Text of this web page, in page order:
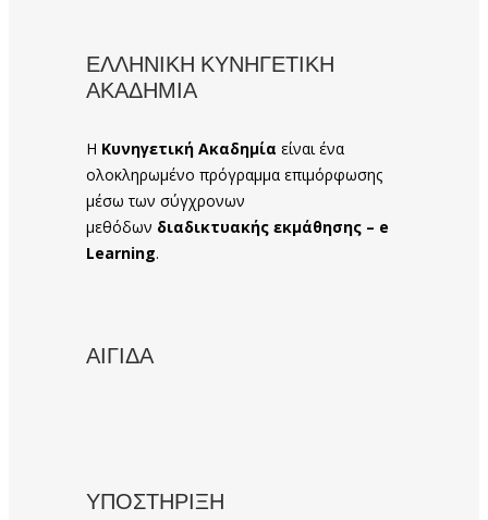
ΕΛΛΗΝΙΚΗ ΚΥΝΗΓΕΤΙΚΗ
ΑΚΑΔΗΜΙΑ
Η Κυνηγετική Ακαδημία είναι ένα
ολοκληρωμένο πρόγραμμα επιμόρφωσης
μέσω των σύγχρονων
μεθόδων διαδικτυακής εκμάθησης – e
Learning.
ΑΙΓΙΔΑ
ΥΠΟΣΤΗΡΙΞΗ